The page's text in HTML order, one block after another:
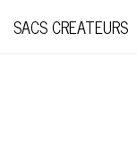
SACS CREATEURS